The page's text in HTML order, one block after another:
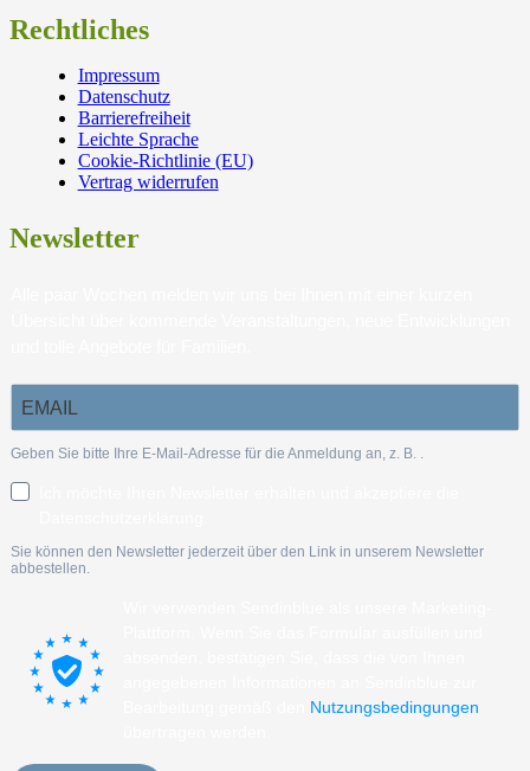
Rechtliches
Impressum
Datenschutz
Barrierefreiheit
Leichte Sprache
Cookie-Richtlinie (EU)
Vertrag widerrufen
Newsletter
Geben Sie bitte Ihre E-Mail-Adresse für die Anmeldung an, z. B. .
Sie können den Newsletter jederzeit über den Link in unserem Newsletter
abbestellen.
Nutzungsbedingungen